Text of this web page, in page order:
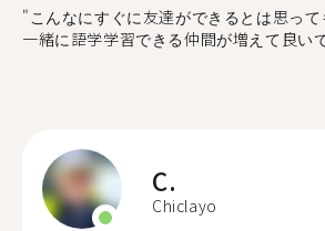
"こんなにすぐに友達ができるとは思って
一緒に語学学習できる仲間が増えて良い
C.
Chiclayo